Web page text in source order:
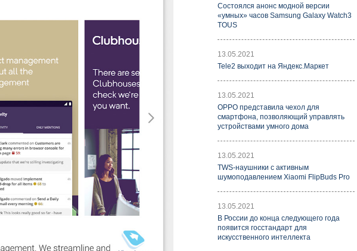
Состоялся анонс модной версии
«умных» часов Samsung Galaxy Watch3
TOUS
13.05.2021
Tele2 выходит на Яндекс.Маркет
13.05.2021
OPPO представила чехол для
смартфона, позволяющий управлять
устройствами умного дома
13.05.2021
TWS-наушники с активным
шумоподавлением Xiaomi FlipBuds Pro
13.05.2021
В России до конца следующего года
появится госстандарт для
искусственного интеллекта